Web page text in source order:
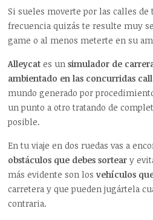
Si sueles moverte por las calles
frecuencia quizás te resulte muy
game o al menos meterte en su
Alleycat es unsimulador de
ambientado en las concurridas
mundo generado por
un punto a otro tratando de
posible.
En tu viaje en dos ruedas vas a
obstáculos que debes sortear y
más evidente son losvehículos
carretera y que pueden jugártela
contraria.